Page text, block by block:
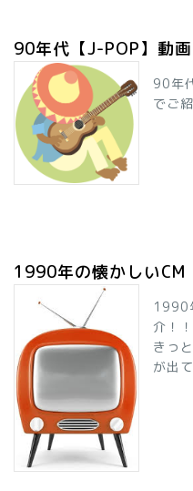
90年代【J-POP】動画
90年
でご
1990年の懐かしいCM
1990
介！！
きっ
が出